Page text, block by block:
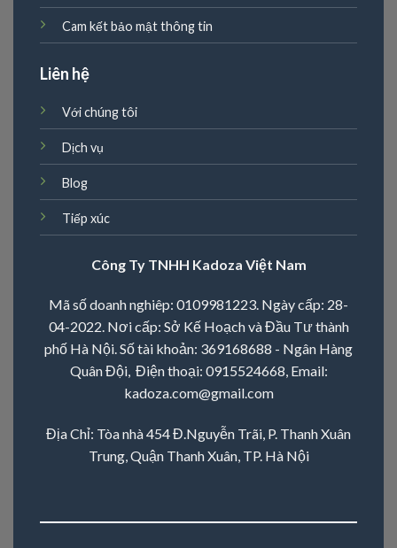
Cam kết bảo mật thông tin
Liên hệ
Với chúng tôi
Dịch vụ
Blog
Tiếp xúc
Công Ty TNHH Kadoza Việt Nam
Mã số doanh nghiêp: 0109981223. Ngày cấp: 28-
04-2022. Nơi cấp: Sở Kế Hoạch và Đầu Tư thành
phố Hà Nội. Số tài khoản: 369168688 - Ngân Hàng
Quân Đội, Điện thoại: 0915524668, Email:
kadoza.com@gmail.com
Địa Chỉ: Tòa nhà 454 Đ.Nguyễn Trãi, P. Thanh Xuân
Trung, Quận Thanh Xuân, TP. Hà Nội